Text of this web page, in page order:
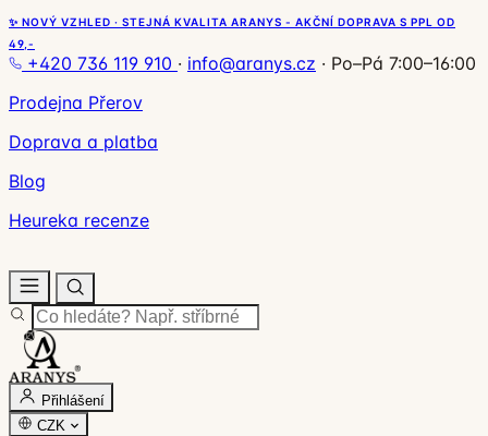
✨ NOVÝ VZHLED · STEJNÁ KVALITA ARANYS - AKČNÍ DOPRAVA S PPL OD
49,-
+420 736 119 910 · info@aranys.cz · Po–Pá 7:00–16:00
Prodejna Přerov
Doprava a platba
Blog
Heureka recenze
Přihlášení
CZK